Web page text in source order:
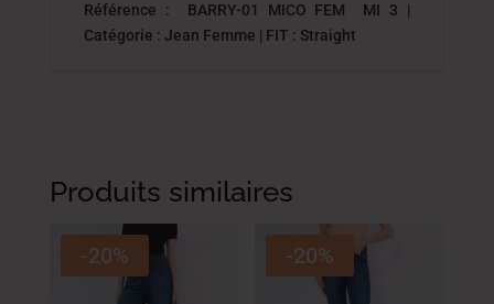
Référence : BARRY-01 MICO FEM MI 3 |
Catégorie : Jean Femme | FIT : Straight
Produits similaires
-20% -20%